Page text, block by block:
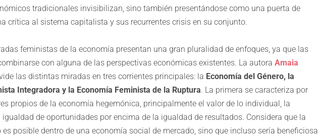
tradicionales invisibilizan, sino también presentándose como una puerta de
crítica al sistema capitalista y sus recurrentes crisis en su conjunto.
feministas de la economía presentan una gran pluralidad de enfoques, ya que las
con alguna de las perspectivas económicas existentes. La autora Amaia
las distintas miradas en tres corrientes principales: la Economía del Género, la
Integradora y la Economía Feminista de la Ruptura. La primera se caracteriza por
propios de la economía hegemónica, principalmente el valor de lo individual, la
de oportunidades por encima de la igualdad de resultados. Considera que la
posible dentro de una economía social de mercado, sino que incluso sería beneficiosa